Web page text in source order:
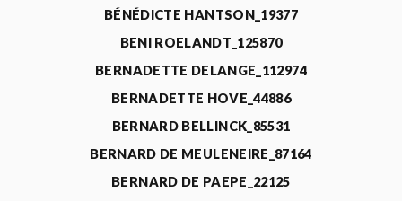
BÉNÉDICTE HANTSON_19377
BENI ROELANDT_125870
BERNADETTE DELANGE_112974
BERNADETTE HOVE_44886
BERNARD BELLINCK_85531
BERNARD DE MEULENEIRE_87164
BERNARD DE PAEPE_22125